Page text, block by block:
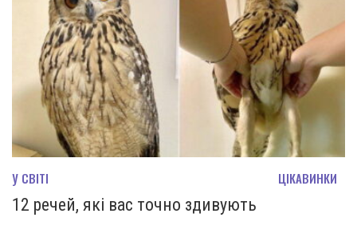
У СВІТІ ЦІКАВИНКИ
12 речей, які вас точно здивують